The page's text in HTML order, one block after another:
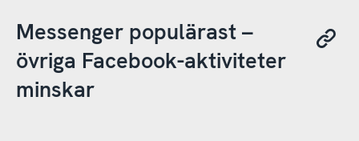
Messenger populärast –
övriga Facebook-aktiviteter
minskar